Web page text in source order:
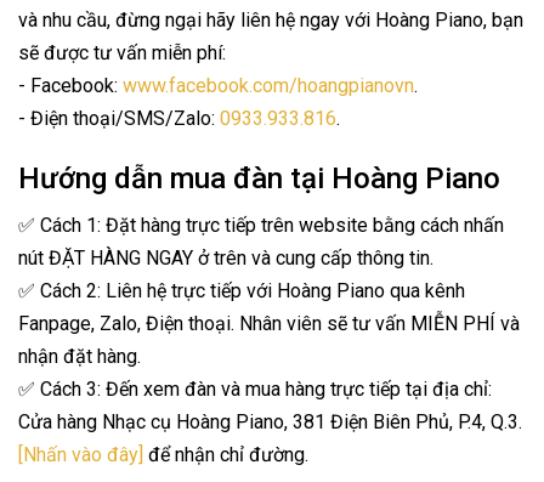
và nhu cầu, đừng ngại hãy liên hệ ngay với Hoàng Piano, bạn
sẽ được tư vấn miễn phí:
- Facebook: www.facebook.com/hoangpianovn.
- Điện thoại/SMS/Zalo: 0933.933.816.
Hướng dẫn mua đàn tại Hoàng Piano
✅ Cách 1: Đặt hàng trực tiếp trên website bằng cách nhấn
nút ĐẶT HÀNG NGAY ở trên và cung cấp thông tin.
✅ Cách 2: Liên hệ trực tiếp với Hoàng Piano qua kênh
Fanpage, Zalo, Điện thoại. Nhân viên sẽ tư vấn MIỄN PHÍ và
nhận đặt hàng.
✅ Cách 3: Đến xem đàn và mua hàng trực tiếp tại địa chỉ:
Cửa hàng Nhạc cụ Hoàng Piano, 381 Điện Biên Phủ, P.4, Q.3.
[Nhấn vào đây] để nhận chỉ đường.